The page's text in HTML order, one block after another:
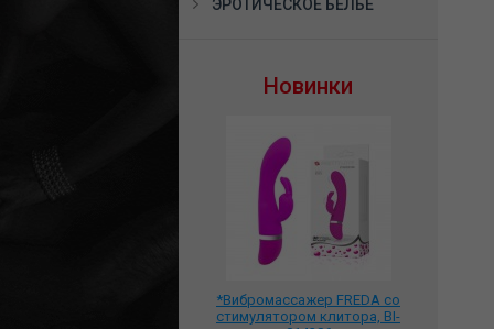
ЭРОТИЧЕСКОЕ БЕЛЬЁ
Новинки
*Вибромассажер FREDA со
стимулятором клитора, BI-